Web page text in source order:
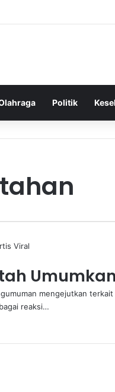
Politik
mengejutkan
reaksi…